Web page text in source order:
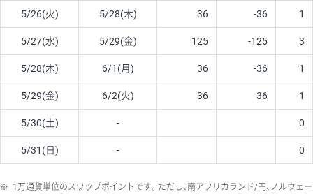
5/26(火) 5/28(木) 36 -36 1
5/27(水) 5/29(金) 125 -125 3
5/28(木) 6/1(月) 36 -36 1
5/29(金) 6/2(火) 36 -36 1
5/30(土) - 0
5/31(日) - 0
※ 1万通貨単位のスワップポイントです。ただし、南アフリカランド/円、ノルウェー